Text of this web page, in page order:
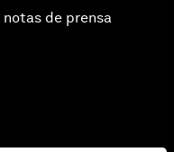
de prensa